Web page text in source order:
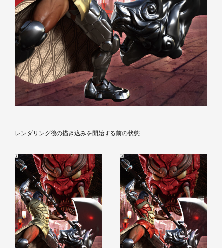
レンダリング後の描き込みを開始する前の状態